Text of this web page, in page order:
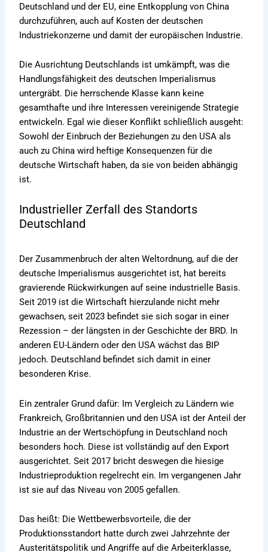
Deutschland und der EU, eine Entkopplung von China
durchzuführen, auch auf Kosten der deutschen
Industriekonzerne und damit der europäischen Industrie.
Die Ausrichtung Deutschlands ist umkämpft, was die
Handlungsfähigkeit des deutschen Imperialismus
untergräbt. Die herrschende Klasse kann keine
gesamthafte und ihre Interessen vereinigende Strategie
entwickeln. Egal wie dieser Konflikt schließlich ausgeht:
Sowohl der Einbruch der Beziehungen zu den USA als
auch zu China wird heftige Konsequenzen für die
deutsche Wirtschaft haben, da sie von beiden abhängig
ist.
Industrieller Zerfall des Standorts
Deutschland
Der Zusammenbruch der alten Weltordnung, auf die der
deutsche Imperialismus ausgerichtet ist, hat bereits
gravierende Rückwirkungen auf seine industrielle Basis.
Seit 2019 ist die Wirtschaft hierzulande nicht mehr
gewachsen, seit 2023 befindet sie sich sogar in einer
Rezession – der längsten in der Geschichte der BRD. In
anderen EU-Ländern oder den USA wächst das BIP
jedoch. Deutschland befindet sich damit in einer
besonderen Krise.
Ein zentraler Grund dafür: Im Vergleich zu Ländern wie
Frankreich, Großbritannien und den USA ist der Anteil der
Industrie an der Wertschöpfung in Deutschland noch
besonders hoch. Diese ist vollständig auf den Export
ausgerichtet. Seit 2017 bricht deswegen die hiesige
Industrieproduktion regelrecht ein. Im vergangenen Jahr
ist sie auf das Niveau von 2005 gefallen.
Das heißt: Die Wettbewerbsvorteile, die der
Produktionsstandort hatte durch zwei Jahrzehnte der
Austeritätspolitik und Angriffe auf die Arbeiterklasse,